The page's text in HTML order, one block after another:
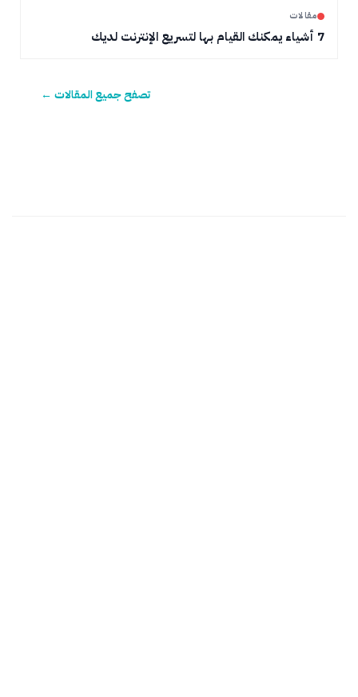
مقالات
7 أشياء يمكنك القيام بها لتسريع الإنترنت لديك
تصفح جميع المقالات ←